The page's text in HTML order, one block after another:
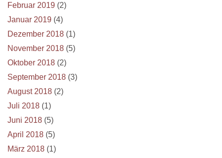
Februar 2019 (2)
Januar 2019 (4)
Dezember 2018 (1)
November 2018 (5)
Oktober 2018 (2)
September 2018 (3)
August 2018 (2)
Juli 2018 (1)
Juni 2018 (5)
April 2018 (5)
März 2018 (1)